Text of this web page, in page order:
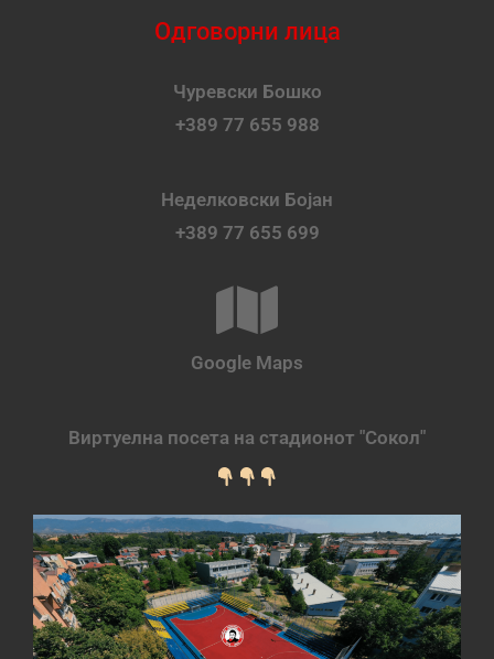
Одговорни лица
Чуревски Бошко
+389 77 655 988
Неделковски Бојан
+389 77 655 699
Google Maps
Виртуелна посета на стадионот "Сокол"